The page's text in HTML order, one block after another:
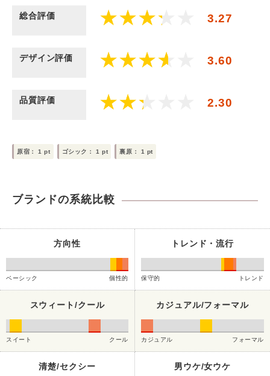
総合評価 3.27
デザイン評価 3.60
品質評価 2.30
原宿：1pt ゴシック：1pt 裏原： 1 pt
ブランドの系統比較
方向性
ベーシック 個性的
トレンド・流行
保守的 トレンド
スウィート/クール
スイート クール
カジュアル/フォーマル
カジュアル フォーマル
清楚/セクシー 男ウケ/女ウケ